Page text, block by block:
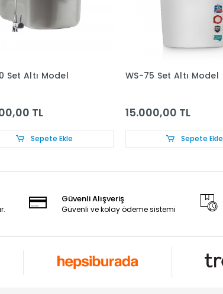
Set Altı Model
TL
Sepete Ekle
WS-75 Set Altı Model
15.000,00 TL
Sepete Ekle
Güvenli Alışveriş
Güvenli ve kolay ödeme sistemi